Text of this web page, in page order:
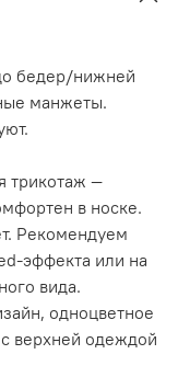
бедер/нижней
манжеты.
трикотаж —
в носке.
Рекомендуем
или на
вида.
одноцветное
верхней одеждой